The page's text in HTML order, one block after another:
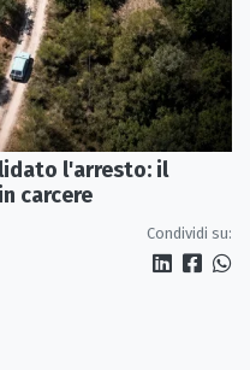
l'arresto: il
carcere
Condividi su: